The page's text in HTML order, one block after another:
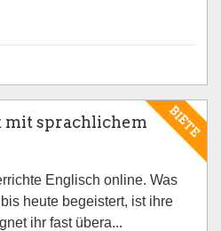
BIETE
sprachlichem
Englisch online. Was
heute begeistert, ist ihre
ihr fast übera...